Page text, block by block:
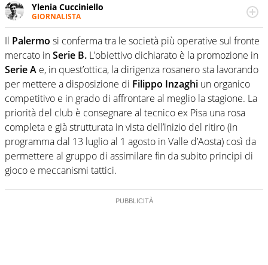
Ylenia Cucciniello
GIORNALISTA
Appassionatissima di tutto lo sport: scrive di calcio
giocato ma non rinuncia allo sguardo sull'extra campo,
dove spesso si trovano risposte che il rettangolo verde
non riesce a restituire
Il Palermo si conferma tra le società più operative sul fronte
mercato inSerie B. L’obiettivo dichiarato è la promozione in
Serie A e, in quest’ottica, la dirigenza rosanero sta lavorando
per mettere a disposizione di Filippo Inzaghi un organico
competitivo e in grado di affrontare al meglio la stagione. La
priorità del club è consegnare al tecnico ex Pisa una rosa
completa e già strutturata in vista dell’inizio del ritiro (in
programma dal 13 luglio al 1 agosto in Valle d’Aosta) così da
permettere al gruppo di assimilare fin da subito principi di
gioco e meccanismi tattici.